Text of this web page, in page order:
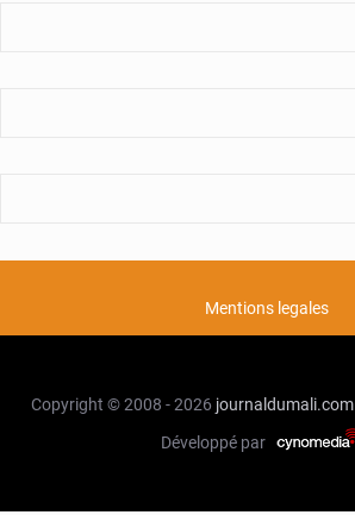
Mentions legales
Copyright © 2008 - 2026 journaldumali.com
Développé par